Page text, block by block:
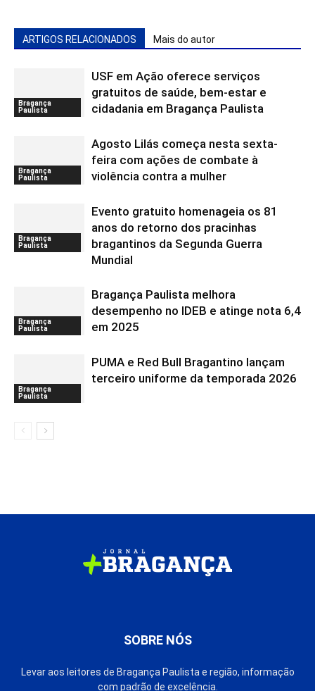
ARTIGOS RELACIONADOS Mais do autor
Bragança
Paulista
USF em Ação oferece serviços
gratuitos de saúde, bem-estar e
cidadania em Bragança Paulista
Bragança
Paulista
Agosto Lilás começa nesta sexta-
feira com ações de combate à
violência contra a mulher
Bragança
Paulista
Evento gratuito homenageia os 81
anos do retorno dos pracinhas
bragantinos da Segunda Guerra
Mundial
Bragança
Paulista
Bragança Paulista melhora
desempenho no IDEB e atinge nota 6,4
em 2025
Bragança
Paulista
PUMA e Red Bull Bragantino lançam
terceiro uniforme da temporada 2026
SOBRE NÓS
Levar aos leitores de Bragança Paulista e região, informação
com padrão de excelência.